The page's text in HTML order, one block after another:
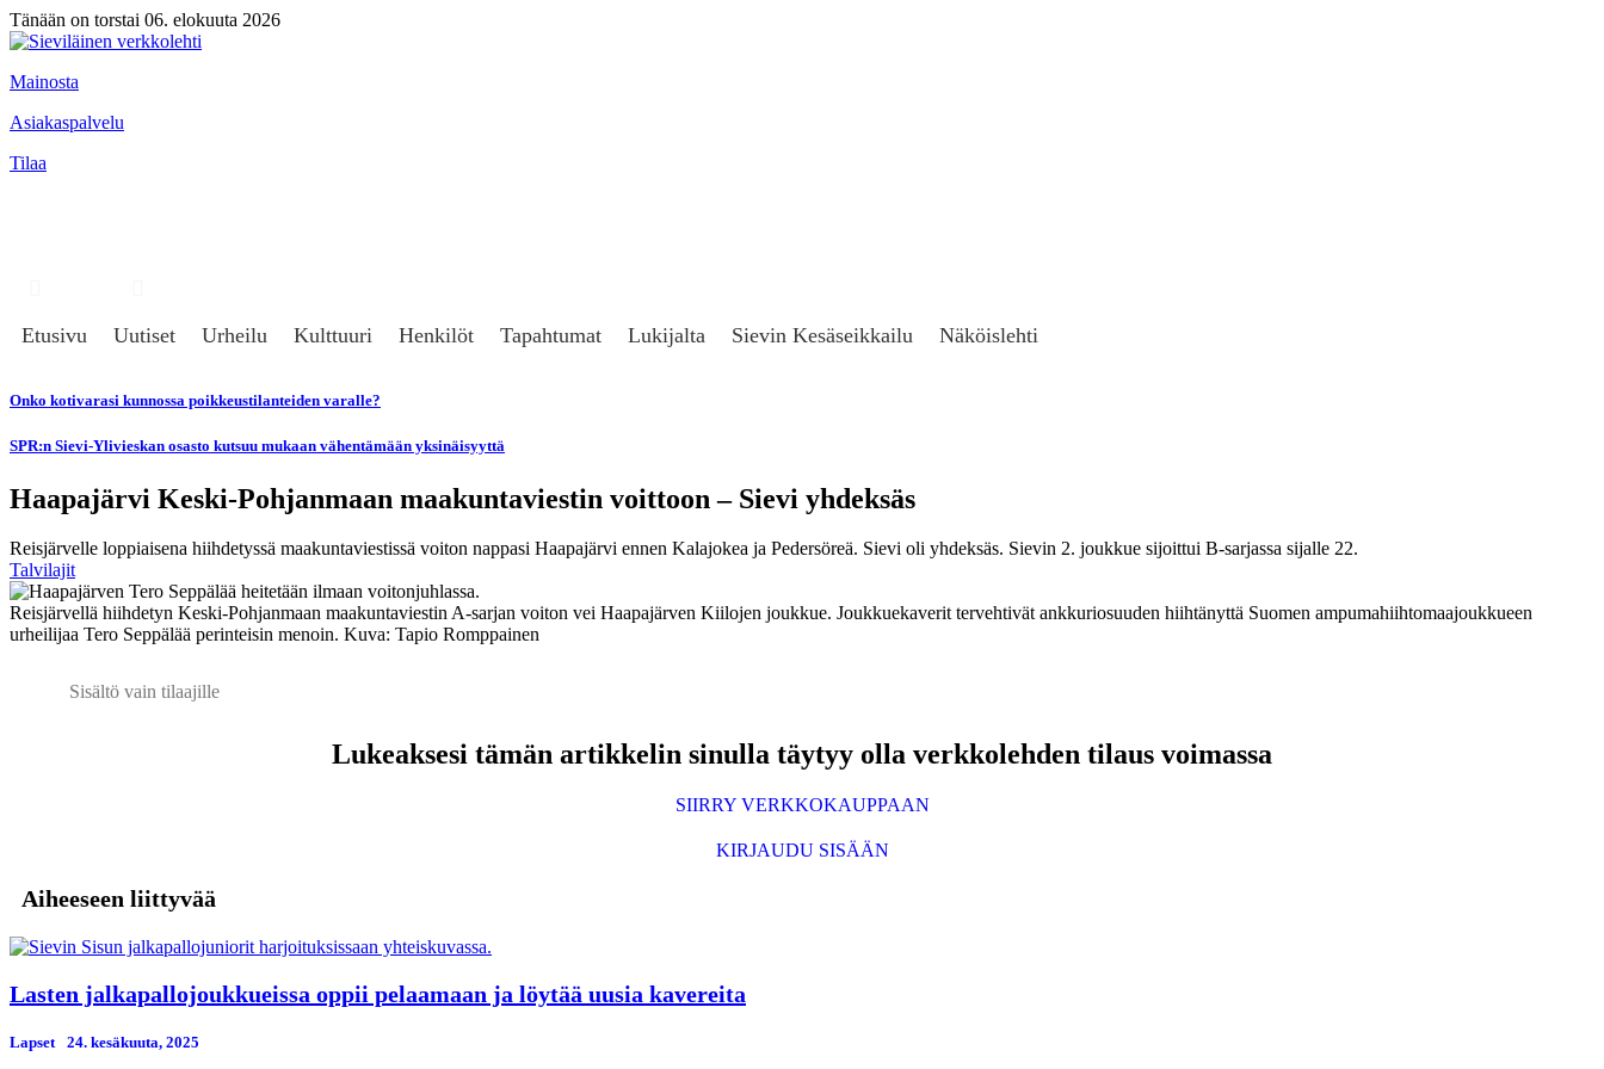
Tänään on torstai 06. elokuuta 2026
Mainosta
Asiakaspalvelu
Tilaa
Etusivu Uutiset Urheilu Kulttuuri Henkilöt Tapahtumat Lukijalta Sievin Kesäseikkailu Näköislehti
Onko kotivarasi kunnossa poikkeustilanteiden varalle?
SPR:n Sievi-Ylivieskan osasto kutsuu mukaan vähentämään yksinäisyyttä
Haapajärvi Keski-Pohjanmaan maakuntaviestin voittoon – Sievi yhdeksäs
Reisjärvelle loppiaisena hiihdetyssä maakuntaviestissä voiton nappasi Haapajärvi ennen Kalajokea ja Pedersöreä. Sievi oli yhdeksäs. Sievin 2. joukkue sijoittui B-sarjassa sijalle 22.
Talvilajit
Reisjärvellä hiihdetyn Keski-Pohjanmaan maakuntaviestin A-sarjan voiton vei Haapajärven Kiilojen joukkue. Joukkuekaverit tervehtivät ankkuriosuuden hiihtänyttä Suomen ampumahiihtomaajoukkueen
urheilijaa Tero Seppälää perinteisin menoin. Kuva: Tapio Romppainen
Sisältö vain tilaajille
Lukeaksesi tämän artikkelin sinulla täytyy olla verkkolehden tilaus voimassa
SIIRRY VERKKOKAUPPAAN
KIRJAUDU SISÄÄN
Aiheeseen liittyvää
Lasten jalkapallojoukkueissa oppii pelaamaan ja löytää uusia kavereita
Lapset 24. kesäkuuta, 2025